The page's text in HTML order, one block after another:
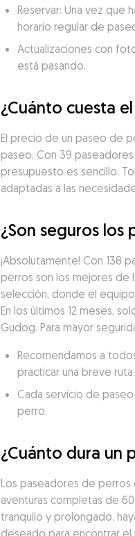
Reservar: Una vez que
horario regular de
Actualizaciones con
está pasando.
¿Cuánto cuesta
El precio de un paseo de
paseo. Con 39
presupuesto es sencillo.
adaptadas a las
¿Son seguros los
¡Absolutamente! Con 138
perros son los mejores de
selección, donde el
En los últimos 12 meses,
Gudog. Para mayor
Recomendamos a
practicar una breve
Cada servicio de
perro.
¿Cuánto dura un
Los paseadores de perros
aventuras completas de
tranquilo y prolongado,
deseado para encontrar